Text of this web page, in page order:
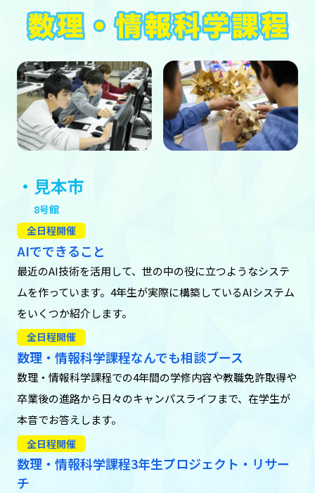
・見本市
8号館
全日程開催
AIでできること
最近のAI技術を活用して、世の中の役に立つようなシステ
ムを作っています。4年生が実際に構築しているAIシステム
をいくつか紹介します。
全日程開催
数理・情報科学課程なんでも相談ブース
数理・情報科学課程での4年間の学修内容や教職免許取得や
卒業後の進路から日々のキャンパスライフまで、在学生が
本音でお答えします。
全日程開催
数理・情報科学課程3年生プロジェクト・リサー
チ